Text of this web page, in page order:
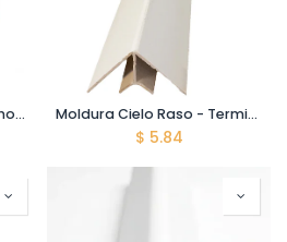
Moldura Cielo Raso J - Chocolate - 5900mm Moldura Cielo Raso - Terminal Interno - Blanco - 5900mm
$ 5.84